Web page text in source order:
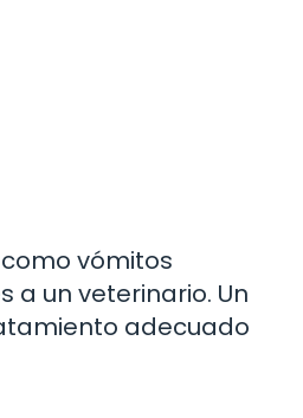
vómitos
un veterinario. Un
adecuado